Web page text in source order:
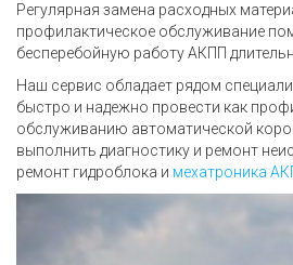
Регулярная замена расходных
профилактическое обслуживание
бесперебойную работу АКПП
Наш сервис обладает рядом
быстро и надежно провести как
обслуживанию автоматической
выполнить диагностику и ремонт
ремонт гидроблока и мехатроника